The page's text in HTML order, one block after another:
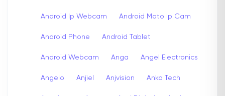
Android Ip Webcam Android Moto Ip Cam
Android Phone Android Tablet
Android Webcam Anga Angel Electronics
Angelo Anjiel Anjvision Anko Tech